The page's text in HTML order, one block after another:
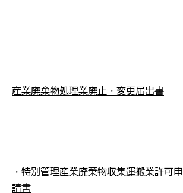
産業廃棄物処理業廃止・変更届出書
・ 特別管理産業廃棄物収集運搬業許可申
請書